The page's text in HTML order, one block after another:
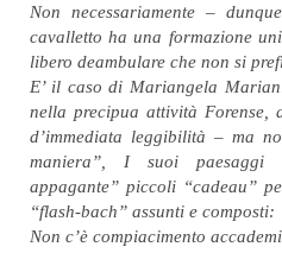
Non necessariamente –
cavalletto ha una formazione
libero deambulare che non si
E’ il caso di Mariangela
nella precipua attività Forense,
d’immediata leggibilità – ma
maniera”, I suoi paesaggi
appagante” piccoli “cadeau”
“flash-bach” assunti e composti:
Non c’è compiacimento